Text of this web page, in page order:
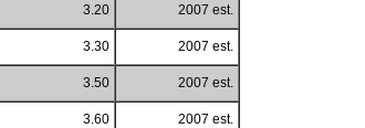
3.20 2007 est.
3.30 2007 est.
3.50 2007 est.
3.60 2007 est.